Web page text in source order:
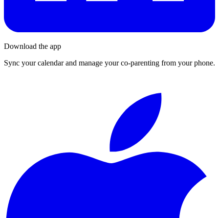
Download the app
Sync your calendar and manage your co-parenting from your phone.